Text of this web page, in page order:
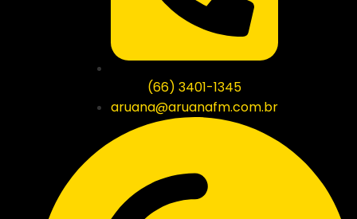
(66) 3401-1345
aruana@aruanafm.com.br